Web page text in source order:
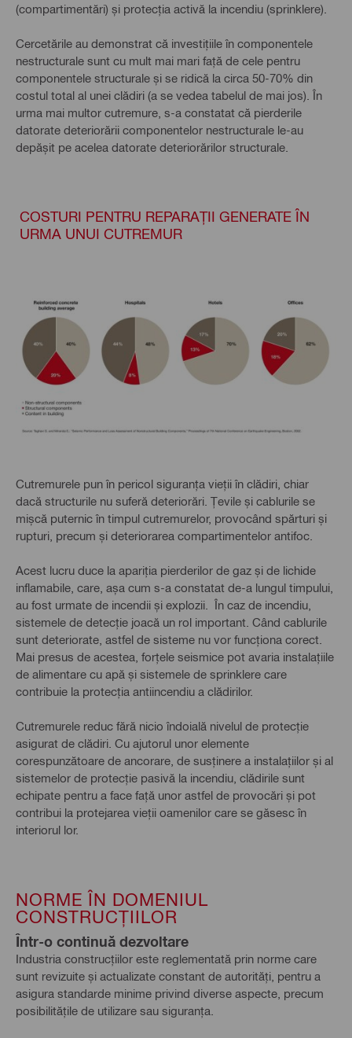
(compartimentări) și protecția activă la incendiu (sprinklere).
Cercetările au demonstrat că investițiile în componentele
nestructurale sunt cu mult mai mari față de cele pentru
componentele structurale și se ridică la circa 50-70% din
costul total al unei clădiri (a se vedea tabelul de mai jos). În
urma mai multor cutremure, s-a constatat că pierderile
datorate deteriorării componentelor nestructurale le-au
depășit pe acelea datorate deteriorărilor structurale.
COSTURI PENTRU REPARAȚII GENERATE ÎN
URMA UNUI CUTREMUR
Cutremurele pun în pericol siguranța vieții în clădiri, chiar
dacă structurile nu suferă deteriorări. Țevile și cablurile se
mișcă puternic în timpul cutremurelor, provocând spărturi și
rupturi, precum și deteriorarea compartimentelor antifoc.
Acest lucru duce la apariția pierderilor de gaz și de lichide
inflamabile, care, așa cum s-a constatat de-a lungul timpului,
au fost urmate de incendii și explozii. În caz de incendiu,
sistemele de detecție joacă un rol important. Când cablurile
sunt deteriorate, astfel de sisteme nu vor funcționa corect.
Mai presus de acestea, forțele seismice pot avaria instalațiile
de alimentare cu apă și sistemele de sprinklere care
contribuie la protecția antiincendiu a clădirilor.
Cutremurele reduc fără nicio îndoială nivelul de protecție
asigurat de clădiri. Cu ajutorul unor elemente
corespunzătoare de ancorare, de susținere a instalațiilor și al
sistemelor de protecție pasivă la incendiu, clădirile sunt
echipate pentru a face față unor astfel de provocări și pot
contribui la protejarea vieții oamenilor care se găsesc în
interiorul lor.
NORME ÎN DOMENIUL
CONSTRUCȚIILOR
Într-o continuă dezvoltare
Industria construcțiilor este reglementată prin norme care
sunt revizuite și actualizate constant de autorități, pentru a
asigura standarde minime privind diverse aspecte, precum
posibilitățile de utilizare sau siguranța.